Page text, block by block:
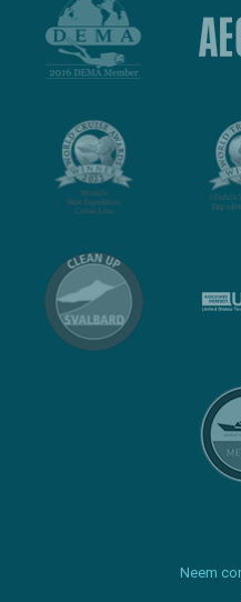
Neem